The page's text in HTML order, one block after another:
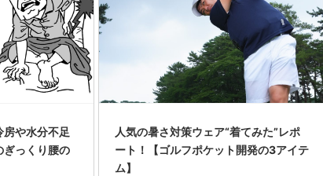
房や水分不足
ぎっくり腰の
人気の暑さ対策ウェア“着てみた”レポ
ート！【ゴルフポケット開発の3アイテ
ム】